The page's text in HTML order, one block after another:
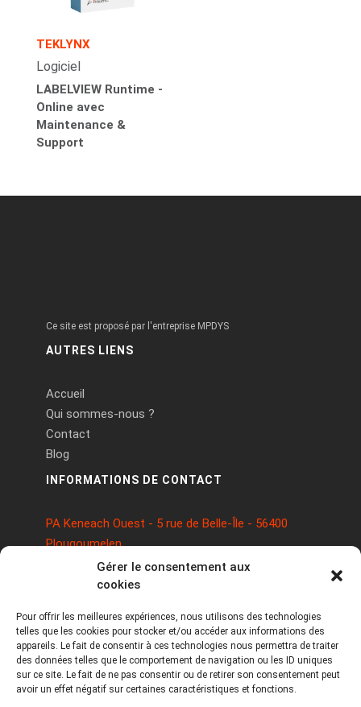
Gérer le consentement aux
cookies
Pour offrir les meilleures expériences, nous utilisons des technologies
telles que les cookies pour stocker et/ou accéder aux informations des
appareils. Le fait de consentir à ces technologies nous permettra de traiter
des données telles que le comportement de navigation ou les ID uniques
sur ce site. Le fait de ne pas consentir ou de retirer son consentement peut
avoir un effet négatif sur certaines caractéristiques et fonctions.
TEKLYNX
Logiciel
LABELVIEW Runtime -
Online avec
Maintenance &
Support
Ce site est proposé par l'entreprise MPDYS
AUTRES LIENS
Accueil
Qui sommes-nous ?
Contact
Blog
INFORMATIONS DE CONTACT
PA Keneach Ouest - 5 rue de Belle-Île - 56400
Plougoumelen
contact@logiciels-etiquettes.com
09 71 37 25 93